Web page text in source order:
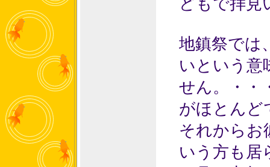
どもで拝見
地鎮祭では
いという意
せん。・・
がほとんど
それからお
いう方も居